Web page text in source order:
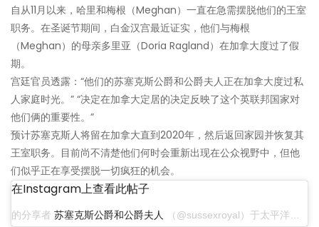
自从11月以来，哈里和梅根（Meghan）一直在急需摆脱他们的王室
职务。在圣诞节期间，白金汉宫最近证实，他们与梅根
（Meghan）的母亲多里亚（Doria Ragland）在加拿大度过了假
期。
宫廷官员透露：“他们的苏塞克斯公爵和公爵夫人正在加拿大度过私
人家庭时光。” “决定在加拿大定居的决定反映了这个英联邦国家对
他们俩的重要性。”
预计苏塞克斯人将留在加拿大直到2020年，然后返回家园并恢复其
王室职务。目前尚不清楚他们何时会重新出现在公众视野中，但他
们似乎正在享受摆脱一切疯狂的机会。
在Instagram上查看此帖子
的分享者 苏塞克斯公爵和公爵夫人 （@sussexroyal）于太平洋标准时间2019年12月25日凌晨1:00